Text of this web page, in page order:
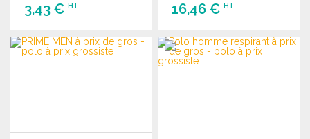
3,43 € HT
COMMANDER
16,46 €HT
COMMANDER
Demander un devis